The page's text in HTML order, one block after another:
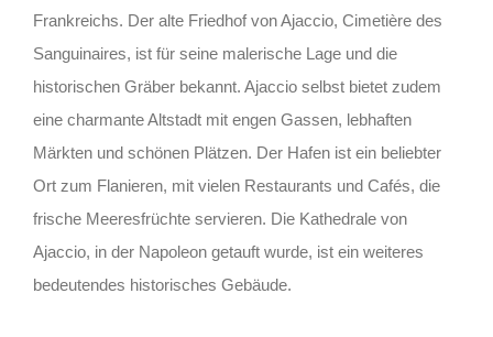
Frankreichs. Der alte Friedhof von Ajaccio, Cimetière des
Sanguinaires, ist für seine malerische Lage und die
historischen Gräber bekannt. Ajaccio selbst bietet zudem
eine charmante Altstadt mit engen Gassen, lebhaften
Märkten und schönen Plätzen. Der Hafen ist ein beliebter
Ort zum Flanieren, mit vielen Restaurants und Cafés, die
frische Meeresfrüchte servieren. Die Kathedrale von
Ajaccio, in der Napoleon getauft wurde, ist ein weiteres
bedeutendes historisches Gebäude.